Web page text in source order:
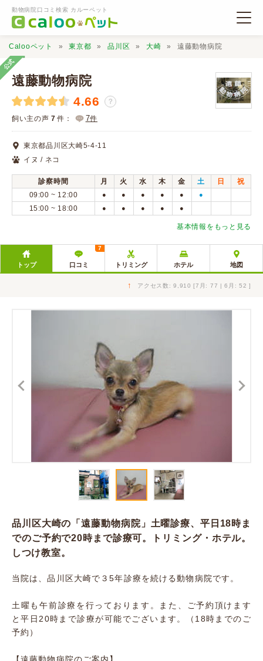
動物病院口コミ検索 カルーペット
動物病院検索
口コミ検索
Calooペットとは？
Calooペット 東京都 品川区 大崎 遠藤動物病院
公式
遠藤動物病院
4.66 ？
飼い主の声 7 件： 7件
東京都品川区大崎5-4-11
イヌ / ネコ
診察時間 月 火 水 木 金 土 日
祝
09:00 ~ 12:00
● ● ● ● ● ●
15:00 ~ 18:00 ● ● ● ● ●
基本情報をもっと見る
トップ 口コミ
7
トリミング ホテル 地図
↑ アクセス数: 9,910 [7月: 77 | 6月: 52 ]
品川区大崎の「遠藤動物病院」土曜診療、平日18時ま
でのご予約で20時まで診療可。トリミング・ホテル。
しつけ教室。
当院は、品川区大崎で３5年診療を続ける動物病院です。
土曜も午前診療を行っております。また、ご予約頂けます
と平日20時まで診療が可能でございます。（18時までのご
予約）